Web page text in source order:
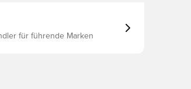
für führende Marken